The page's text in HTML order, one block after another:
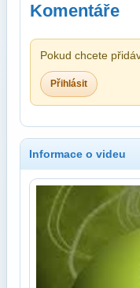
Komentáře
Pokud chcete
Přihlásit
Informace o videu